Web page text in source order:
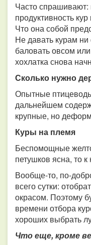
Часто спрашивают:
продуктивность
Что она собой
Не давать курам ни
баловать овсом
хохлатка снова
Сколько нужно
Опытные
дальнейшем
крупные, но
Куры на племя
Беспомощные
петушков ясна, то
Вообще-то, по-
всего сутки:
окрасом. Поэтому
времени отбора
хороших выбрать
Что еще, кроме